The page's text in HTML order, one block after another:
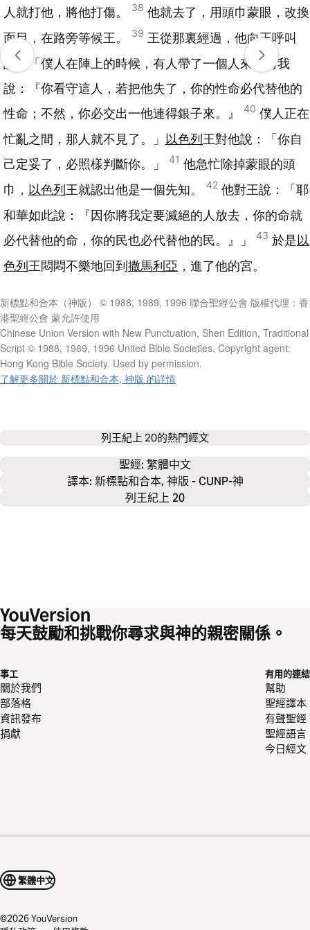
人就打他，將他打傷。
38 他就去了，用頭巾蒙眼，改換
面目，在路旁等候王。
39 王從那裏經過，他向王呼叫
說：「僕人在陣上的時候，有人帶了一個人來，對我
說：『你看守這人，若把他失了，你的性命必代替他的
性命；不然，你必交出一他連得銀子來。』
40 僕人正在
忙亂之間，那人就不見了。」 以色列王對他說：「你自
己定妥了，必照樣判斷你。」
41 他急忙除掉蒙眼的頭
巾， 以色列王就認出他是一個先知。 42 他對王說：「耶
和華如此說：『因你將我定要滅絕的人放去，你的命就
必代替他的命，你的民也必代替他的民。』」
43 於是以
色列王悶悶不樂地回到 撒馬利亞 ，進了他的宮。
新標點和合本（神版） © 1988, 1989, 1996 聯合聖經公會 版權代理：香
港聖經公會 蒙允許使用
Chinese Union Version with New Punctuation, Shen Edition, Traditional
Script © 1988, 1989, 1996 United Bible Societies. Copyright agent:
Hong Kong Bible Society. Used by permission.
了解更多關於 新標點和合本, 神版 的詳情
列王紀上 20的熱門經文
聖經: 繁體中文
譯本: 新標點和合本, 神版 - CUNP-神
列王紀上 20
每天鼓勵和挑戰你尋求與神的親密關係。
事工
關於我們
部落格
資訊發布
捐獻
有用的連結
幫助
聖經譯本
有聲聖經
聖經語言
今日經文
繁體中文
©2026YouVersion